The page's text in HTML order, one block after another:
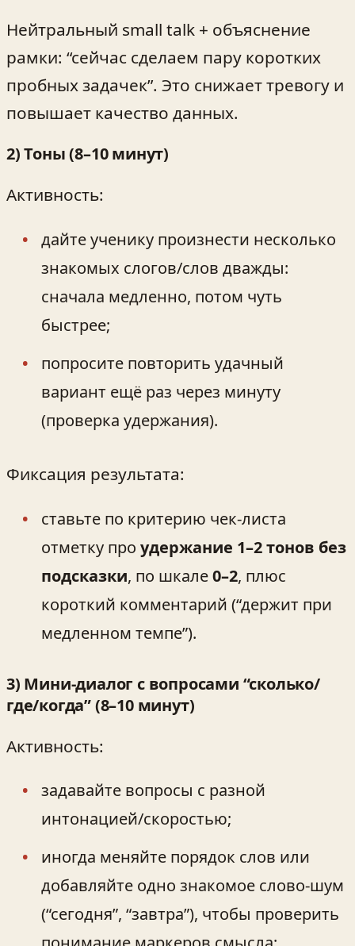
Нейтральный small talk + объяснение
рамки: “сейчас сделаем пару коротких
пробных задачек”. Это снижает тревогу и
повышает качество данных.
2) Тоны (8–10 минут)
Активность:
дайте ученику произнести несколько
знакомых слогов/слов дважды:
сначала медленно, потом чуть
быстрее;
попросите повторить удачный
вариант ещё раз через минуту
(проверка удержания).
Фиксация результата:
ставьте по критерию чек‑листа
отметку про удержание 1–2 тонов без
подсказки, по шкале0–2, плюс
короткий комментарий (“держит при
медленном темпе”).
3) Мини‑диалог с вопросами “сколько/
где/когда” (8–10 минут)
Активность:
задавайте вопросы с разной
интонацией/скоростью;
иногда меняйте порядок слов или
добавляйте одно знакомое слово-шум
(“сегодня”, “завтра”), чтобы проверить